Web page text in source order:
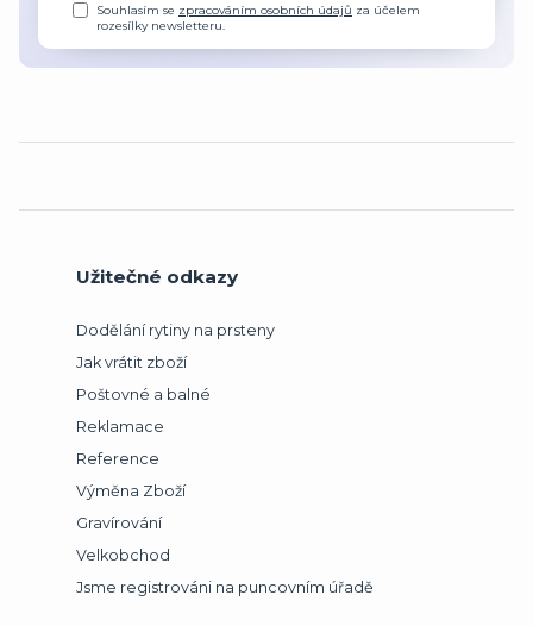
Souhlasím se zpracováním osobních údajů za účelem
rozesílky newsletteru.
Užitečné odkazy
Dodělání rytiny na prsteny
Jak vrátit zboží
Poštovné a balné
Reklamace
Reference
Výměna Zboží
Gravírování
Velkobchod
Jsme registrováni na puncovním úřadě